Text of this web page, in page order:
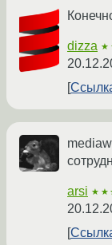
dizza
arsi